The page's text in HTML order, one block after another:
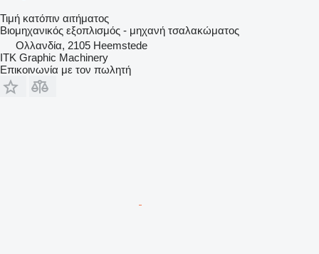
Τιμή κατόπιν αιτήματος
Βιομηχανικός εξοπλισμός - μηχανή τσαλακώματος
Ολλανδία, 2105 Heemstede
ITK Graphic Machinery
Επικοινωνία με τον πωλητή